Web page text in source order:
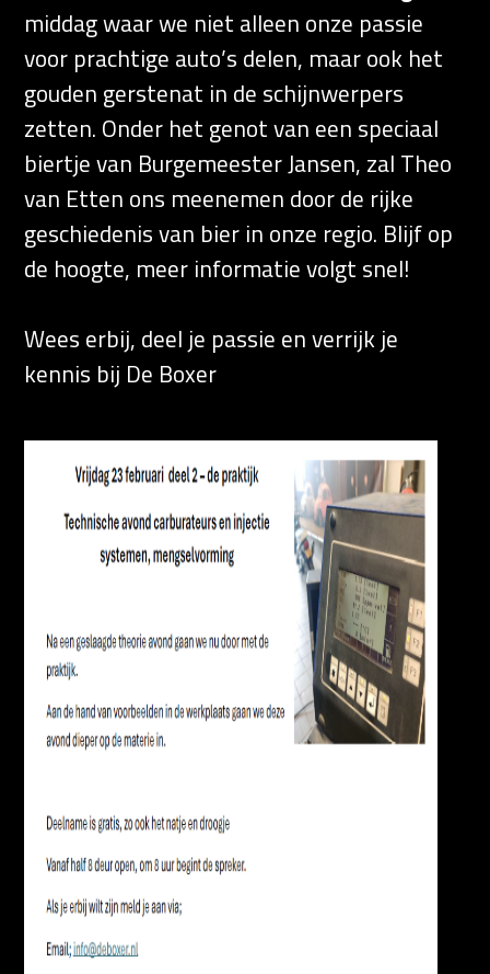
middag waar we niet alleen onze passie
voor prachtige auto’s delen, maar ook het
gouden gerstenat in de schijnwerpers
zetten. Onder het genot van een speciaal
biertje van Burgemeester Jansen, zal Theo
van Etten ons meenemen door de rijke
geschiedenis van bier in onze regio. Blijf op
de hoogte, meer informatie volgt snel!
Wees erbij, deel je passie en verrijk je
kennis bij De Boxer